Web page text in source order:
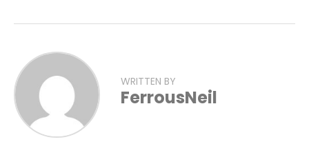
WRITTEN BY
FerrousNeil